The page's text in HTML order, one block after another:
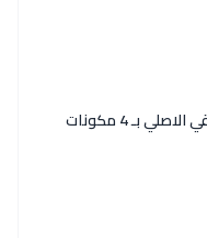
بـ 4 مكونات